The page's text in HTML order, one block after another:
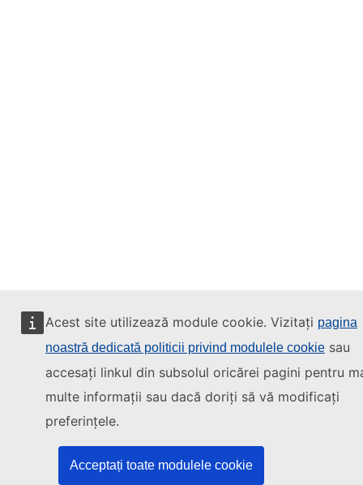
Acest site utilizează module cookie. Vizitați pagina
noastră dedicată politicii privind modulele cookie sau
accesați linkul din subsolul oricărei pagini pentru
multe informații sau dacă doriți să vă modificați
preferințele.
Acceptați toate modulele cookie